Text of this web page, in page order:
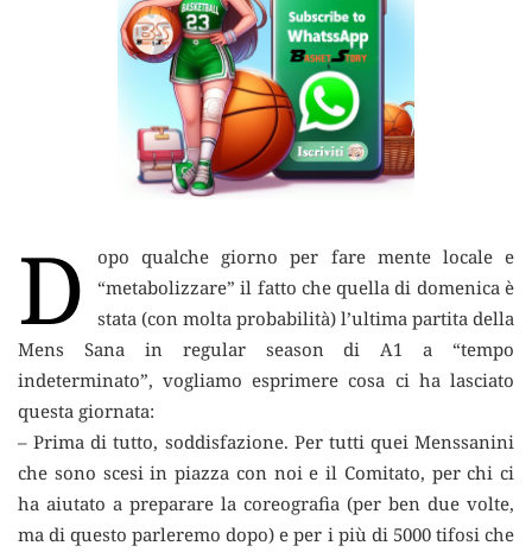
D
opo qualche giorno per fare mente locale e
“metabolizzare” il fatto che quella di domenica è
stata (con molta probabilità) l’ultima partita della
Mens Sana in regular season di A1 a “tempo
indeterminato”, vogliamo esprimere cosa ci ha lasciato
questa giornata:
– Prima di tutto, soddisfazione. Per tutti quei Menssanini
che sono scesi in piazza con noi e il Comitato, per chi ci
ha aiutato a preparare la coreografia (per ben due volte,
ma di questo parleremo dopo) e per i più di 5000 tifosi che